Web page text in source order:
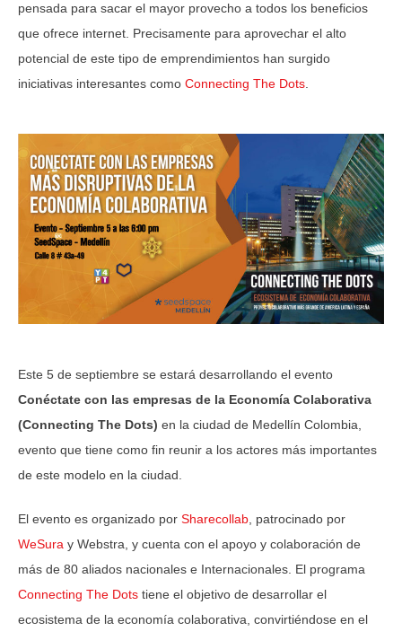
pensada para sacar el mayor provecho a todos los beneficios
que ofrece internet. Precisamente para aprovechar el alto
potencial de este tipo de emprendimientos han surgido
iniciativas interesantes como Connecting The Dots
Este 5 de septiembre se estará desarrollando el evento
Conéctate con las empresas de la Economía Colaborativa
(Connecting The Dots) en la ciudad de Medellín Colombia,
evento que tiene como fin reunir a los actores más importantes
de este modelo en la ciudad.
El evento es organizado por Sharecollab , patrocinado por
WeSura y Webstra, y cuenta con el apoyo y colaboración de
más de 80 aliados nacionales e Internacionales. El programa
Connecting The Dots tiene el objetivo de desarrollar el
ecosistema de la economía colaborativa, convirtiéndose en el